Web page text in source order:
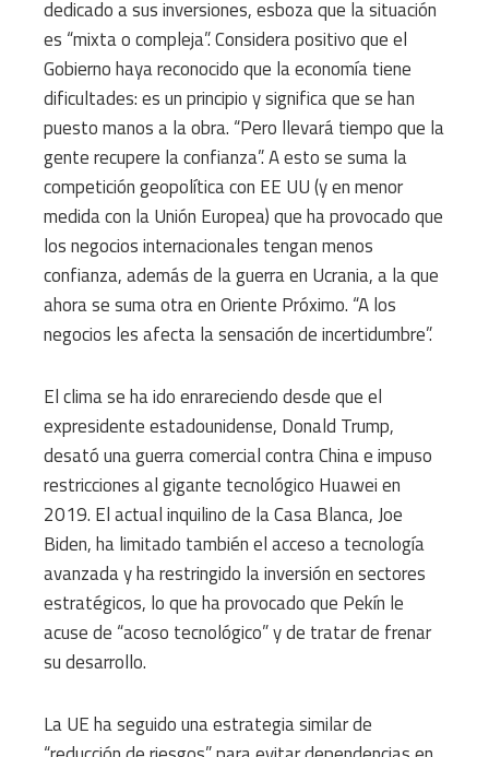
dedicado a sus inversiones, esboza que la situación
es “mixta o compleja”. Considera positivo que el
Gobierno haya reconocido que la economía tiene
dificultades: es un principio y significa que se han
puesto manos a la obra. “Pero llevará tiempo que la
gente recupere la confianza”. A esto se suma la
competición geopolítica con EE UU (y en menor
medida con la Unión Europea) que ha provocado que
los negocios internacionales tengan menos
confianza, además de la guerra en Ucrania, a la que
ahora se suma otra en Oriente Próximo. “A los
negocios les afecta la sensación de incertidumbre”.
El clima se ha ido enrareciendo desde que el
expresidente estadounidense, Donald Trump,
desató una guerra comercial contra China e impuso
restricciones al gigante tecnológico Huawei en
2019. El actual inquilino de la Casa Blanca, Joe
Biden, ha limitado también el acceso a tecnología
avanzada y ha restringido la inversión en sectores
estratégicos, lo que ha provocado que Pekín le
acuse de “acoso tecnológico” y de tratar de frenar
su desarrollo.
La UE ha seguido una estrategia similar de